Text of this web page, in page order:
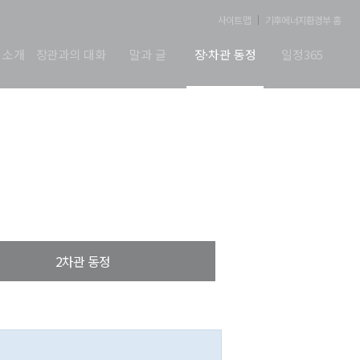
사이트맵 기후에너지환경부 홈
개 장관과의 대화 말과 글 장·차관 동정 일정365
2차관 동정